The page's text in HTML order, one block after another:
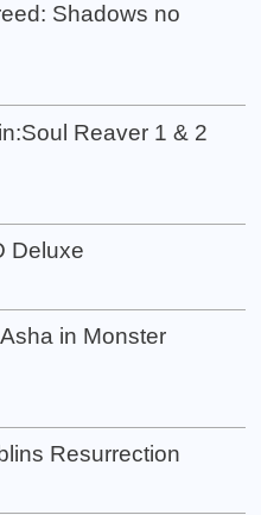
Shadows no
Reaver 1 & 2
Deluxe
in Monster
Resurrection